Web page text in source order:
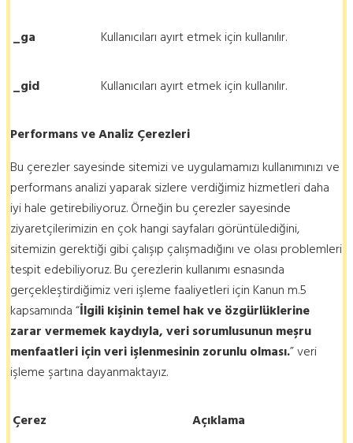
_ga Kullanıcıları ayırt etmek için kullanılır.
_gid Kullanıcıları ayırt etmek için kullanılır.
Performans ve Analiz Çerezleri
Bu çerezler sayesinde sitemizi ve uygulamamızı kullanımınızı ve
performans analizi yaparak sizlere verdiğimiz hizmetleri daha
iyi hale getirebiliyoruz. Örneğin bu çerezler sayesinde
ziyaretçilerimizin en çok hangi sayfaları görüntülediğini,
sitemizin gerektiği gibi çalışıp çalışmadığını ve olası problemleri
tespit edebiliyoruz. Bu çerezlerin kullanımı esnasında
gerçekleştirdiğimiz veri işleme faaliyetleri için Kanun m.5
kapsamında “İlgili kişinin temel hak ve özgürlüklerine
zarar vermemek kaydıyla, veri sorumlusunun meşru
menfaatleri için veri işlenmesinin zorunlu olması.” veri
işleme şartına dayanmaktayız.
Çerez Açıklama